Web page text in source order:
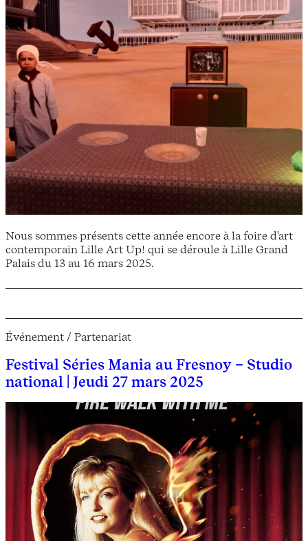
Nous sommes présents cette année encore à la foire d'art
contemporain Lille Art Up! qui se déroule à Lille Grand
Palais du 13 au 16 mars 2025.
Événement / Partenariat
Festival Séries Mania au Fresnoy – Studio
national | Jeudi 27 mars 2025